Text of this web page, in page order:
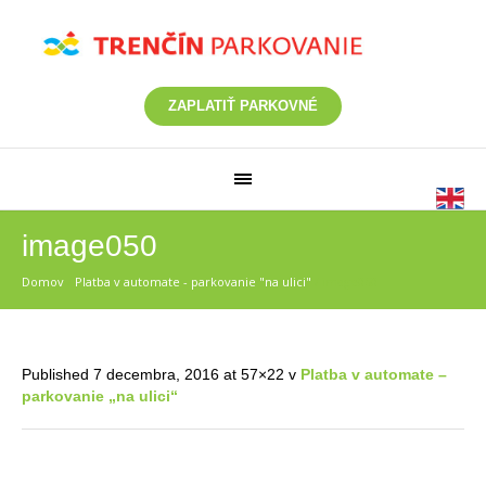
ZAPLATIŤ PARKOVNÉ
image050
Domov Platba v automate - parkovanie "na ulici"
Published 7 decembra, 2016 at 57×22 v Platba v automate –
parkovanie „na ulici“